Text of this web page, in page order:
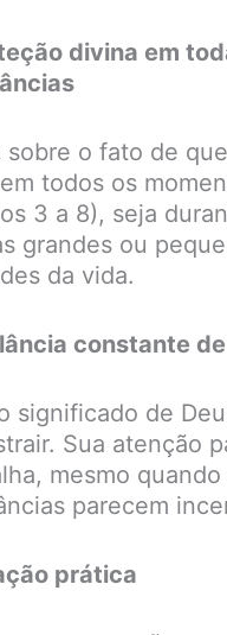
divina em
sobre o fato de
todos os
3 a 8), seja
grandes ou
da vida.
constante
significado de
Sua atenção
mesmo quando
parecem
prática